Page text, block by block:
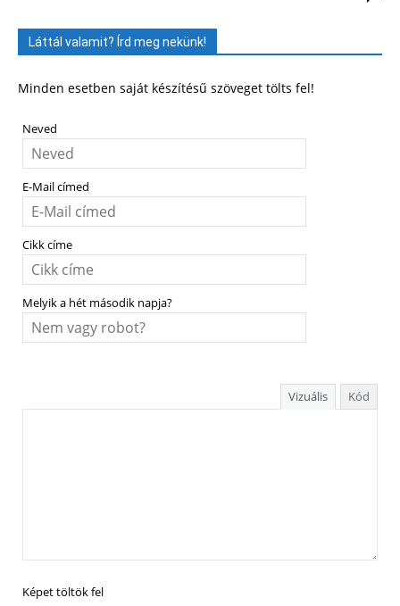
Láttál valamit? Írd meg nekünk!
Minden esetben saját készítésű szöveget tölts fel!
Neved
E-Mail címed
Cikk címe
Melyik a hét második napja?
Vizuális Kód
Képet töltök fel